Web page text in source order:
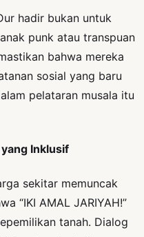
hadir bukan untuk
punk atau transpuan
bahwa mereka
sosial yang baru
pelataran musala itu
Inklusif
sekitar memuncak
“IKI AMAL JARIYAH!”
tanah. Dialog